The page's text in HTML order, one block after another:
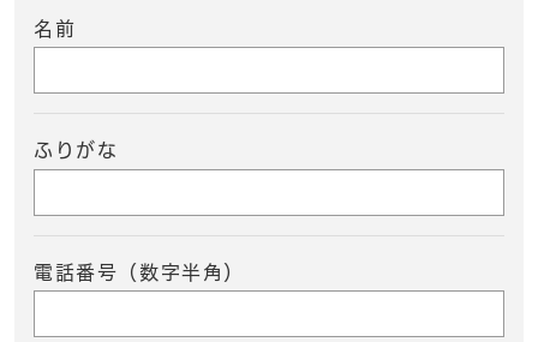
名前
ふりがな
電話番号（数字半角）